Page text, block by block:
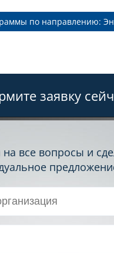
по направлению:
заявку
все вопросы и